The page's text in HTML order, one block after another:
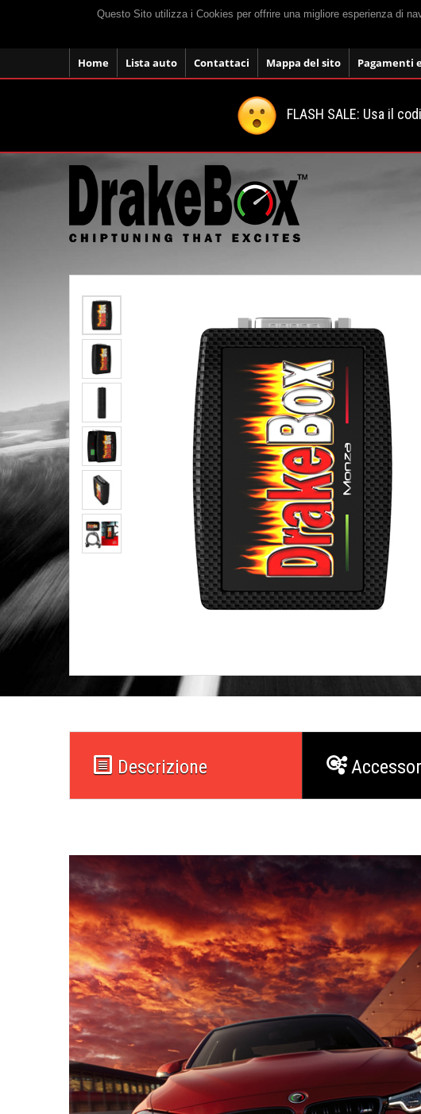
Questo Sito utilizza i Cookies per offrire una migliore esperienza di
Home Lista auto Contattaci Mappa del sito Pagamenti
FLASH SALE: Usa il
Descrizione